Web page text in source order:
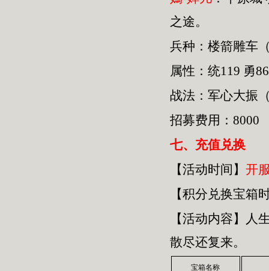
之途。
兵种：楼箭雕车
属性：统119 勇
战法：军心大振
招募费用：8000
七、 充值兑换
【活动时间】 开
【积分兑换宝箱
【活动内容】人
散尽还复来。
宝箱名称